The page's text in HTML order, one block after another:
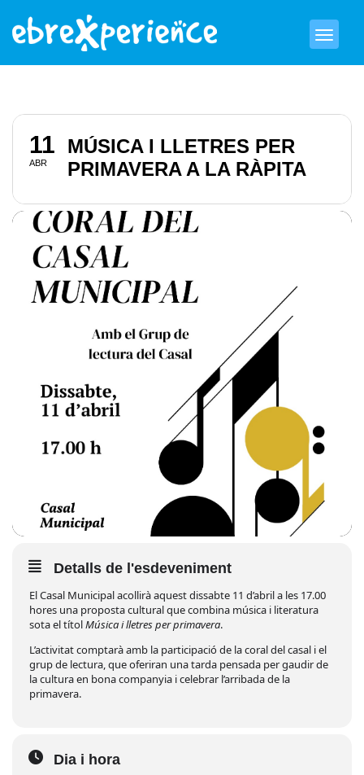
11
ABR
MÚSICA I LLETRES PER
PRIMAVERA A LA RÀPITA
Detalls de l'esdeveniment
El Casal Municipal acollirà aquest dissabte 11 d’abril a les 17.00
hores una proposta cultural que combina música i literatura
sota el títolMúsica i lletres per primavera.
L’activitat comptarà amb la participació de la coral del casal i el
grup de lectura, que oferiran una tarda pensada per gaudir de
la cultura en bona companyia i celebrar l’arribada de la
primavera.
Dia i hora